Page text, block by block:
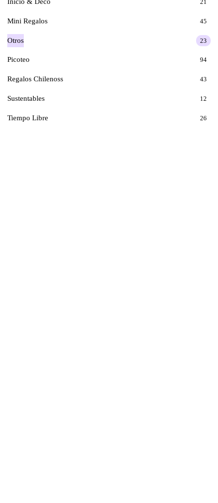
21
Mini Regalos 45
Otros 23
Picoteo 94
Regalos Chilenoss 43
Sustentables 12
Tiempo Libre 26